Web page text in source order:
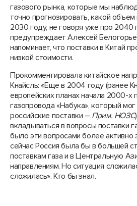
газового рынка, которые мы
точно прогнозировать, какой
2030 году, не говоря уже про 2040
предупреждает Алексей
напоминает, что поставки в Китай
низкой стоимости.
Прокомментировала китайское
Кнайсль: «Еще в 2004 году (ранее
европейских планах начала 2000-х
газопровода «Набука», который
российские поставки – Прим. НОЗС
вкладываться в вопросы поставки
было эти вопросами более активно
сейчас Россия была бы в большей
поставкам газа и в Центральную
направлениям. Но ситуация
сложилась». Кто бы знал.